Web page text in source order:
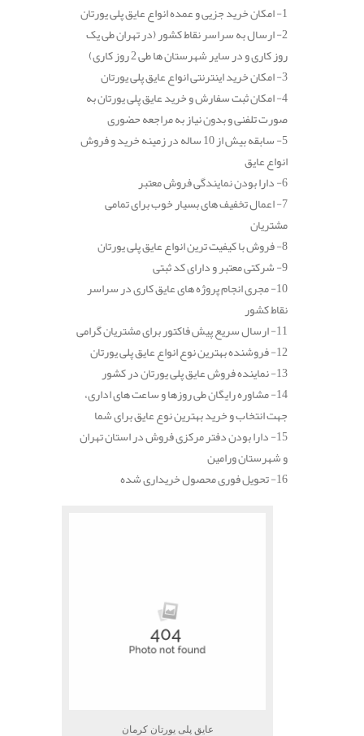
1- امکان خرید جزیی و عمده انواع عایق پلی یورتان
2- ارسال به سراسر نقاط کشور (در تهران طی یک
روز کاری و در سایر شهرستان ها طی 2 روز کاری)
3- امکان خرید اینترنتی انواع عایق پلی یورتان
4- امکان ثبت سفارش و خرید عایق پلی یورتان به
صورت تلفنی و بدون نیاز به مراجعه حضوری
5- سابقه بیش از 10 ساله در زمینه خرید و فروش
انواع عایق
6- دارا بودن نمایندگی فروش معتبر
7- اعمال تخفیف های بسیار خوب برای تمامی
مشتریان
8- فروش با کیفیت ترین انواع عایق پلی یورتان
9- شرکتی معتبر و دارای کد ثبتی
10- مجری انجام پروژه های عایق کاری در سراسر
نقاط کشور
11- ارسال سریع پیش فاکتور برای مشتریان گرامی
12- فروشنده بهترین نوع انواع عایق پلی یورتان
13- نماینده فروش عایق پلی یورتان در کشور
14- مشاوره رایگان طی روزها و ساعت های اداری،
جهت انتخاب و خرید بهترین نوع عایق برای شما
15- دارا بودن دفتر مرکزی فروش در استان تهران
و شهرستان ورامین
16- تحویل فوری محصول خریداری شده
عایق پلی یورتان کرمان